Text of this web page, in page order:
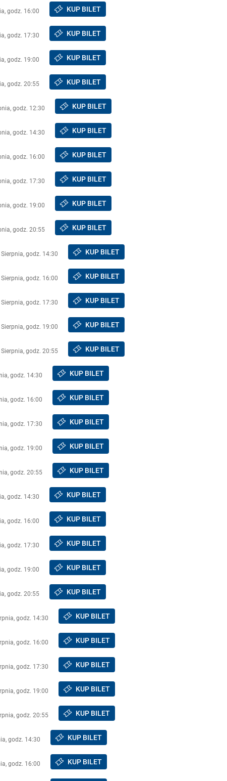
godz. 16:00 KUP BILET
godz. 17:30 KUP BILET
godz. 19:00 KUP BILET
godz. 20:55 KUP BILET
godz. 12:30 KUP BILET
godz. 14:30 KUP BILET
godz. 16:00 KUP BILET
godz. 17:30 KUP BILET
godz. 19:00 KUP BILET
godz. 20:55 KUP BILET
godz. 14:30 KUP BILET
godz. 16:00 KUP BILET
godz. 17:30 KUP BILET
godz. 19:00 KUP BILET
Sierpnia, godz. 20:55 KUP BILET
godz. 14:30 KUP BILET
godz. 16:00 KUP BILET
godz. 17:30 KUP BILET
godz. 19:00 KUP BILET
godz. 20:55 KUP BILET
godz. 14:30 KUP BILET
godz. 16:00 KUP BILET
godz. 17:30 KUP BILET
godz. 19:00 KUP BILET
godz. 20:55 KUP BILET
godz. 14:30 KUP BILET
godz. 16:00 KUP BILET
godz. 17:30 KUP BILET
godz. 19:00 KUP BILET
godz. 20:55 KUP BILET
godz. 14:30 KUP BILET
godz. 16:00 KUP BILET